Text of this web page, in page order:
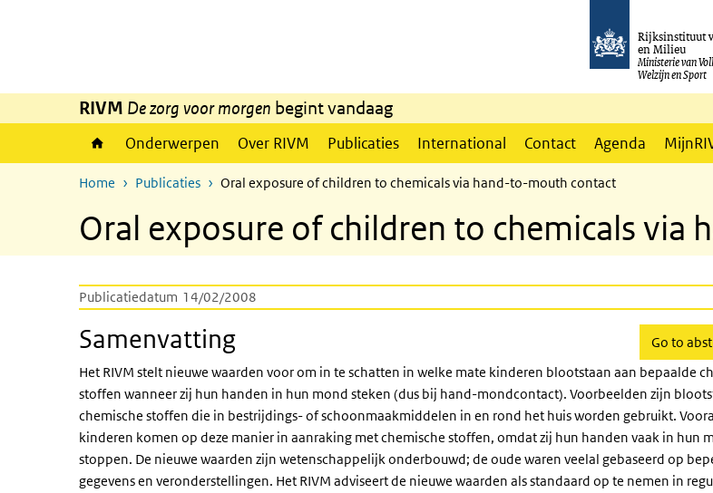
Rijksinstituut
en Milieu
Ministerie van
Welzijn en Sport
RIVM De zorg voor morgen begint vandaag
Onderwerpen Over RIVM Publicaties International Contact Agenda
Home Publicaties Oral exposure of children to chemicals via hand-to-mouth contact
Oral exposure of children to chemicals
Publicatiedatum 14/02/2008
Go to
Samenvatting
Het RIVM stelt nieuwe waarden voor om in te schatten in welke mate kinderen blootstaan aan bepaalde
stoffen wanneer zij hun handen in hun mond steken (dus bij hand-mondcontact). Voorbeelden zijn
chemische stoffen die in bestrijdings- of schoonmaakmiddelen in en rond het huis worden gebruikt.
kinderen komen op deze manier in aanraking met chemische stoffen, omdat zij hun handen vaak in hun
stoppen. De nieuwe waarden zijn wetenschappelijk onderbouwd; de oude waren veelal gebaseerd op
gegevens en veronderstellingen. Het RIVM adviseert de nieuwe waarden als standaard op te nemen in